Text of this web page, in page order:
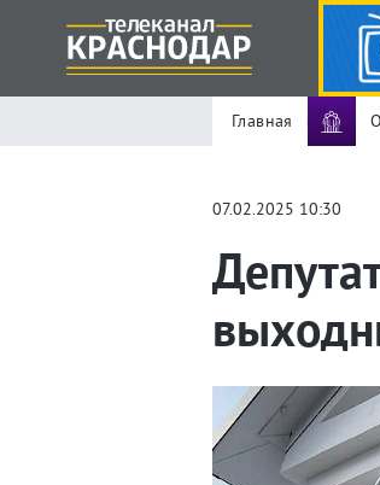
Главная
07.02.2025 10:30